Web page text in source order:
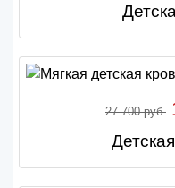
27 700 руб.